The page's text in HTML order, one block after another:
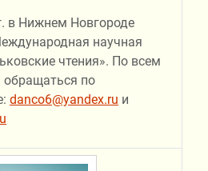
в Нижнем Новгороде
научная
чтения». По всем
обращаться по
danco6@yandex.ru и